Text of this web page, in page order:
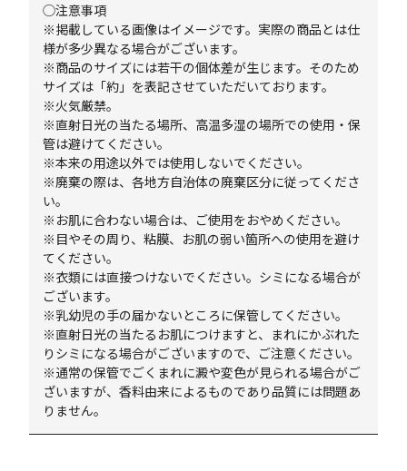
◯注意事項
※掲載している画像はイメージです。実際の商品とは仕
様が多少異なる場合がございます。
※商品のサイズには若干の個体差が生じます。そのため
サイズは「約」を表記させていただいております。
※火気厳禁。
※直射日光の当たる場所、高温多湿の場所での使用・保
管は避けてください。
※本来の用途以外では使用しないでください。
※廃棄の際は、各地方自治体の廃棄区分に従ってくださ
い。
※お肌に合わない場合は、ご使用をおやめください。
※目やその周り、粘膜、お肌の弱い箇所への使用を避け
てください。
※衣類には直接つけないでください。シミになる場合が
ございます。
※乳幼児の手の届かないところに保管してください。
※直射日光の当たるお肌につけますと、まれにかぶれた
りシミになる場合がございますので、ご注意ください。
※通常の保管でごくまれに澱や変色が見られる場合がご
ざいますが、香料由来によるものであり品質には問題あ
りません。